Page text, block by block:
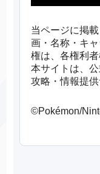
当ページに掲
画・名称・キ
権は、各権利者
本サイトは、
攻略・情報提供
©Pokémon/